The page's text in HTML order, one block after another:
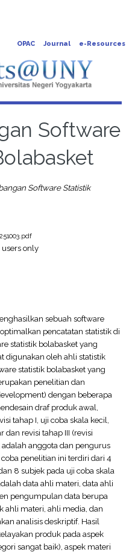
OPAC Journal e-Resources
Software
Software Statistik
users only
sebuah software
pencatatan statistik di
statistik bolabasket yang
digunakan oleh ahli statistik
statistik bolabasket yang
penelitian dan
dengan beberapa
draf produk awal,
tahap I, uji coba skala kecil,
dan revisi tahap III (revisi
anggota dan pengurus
penelitian ini terdiri dari 4
8 subjek pada uji coba skala
data ahli materi, data ahli
pengumpulan data berupa
ahli materi, ahli media, dan
analisis deskriptif. Hasil
produk pada aspek
sangat baik), aspek materi